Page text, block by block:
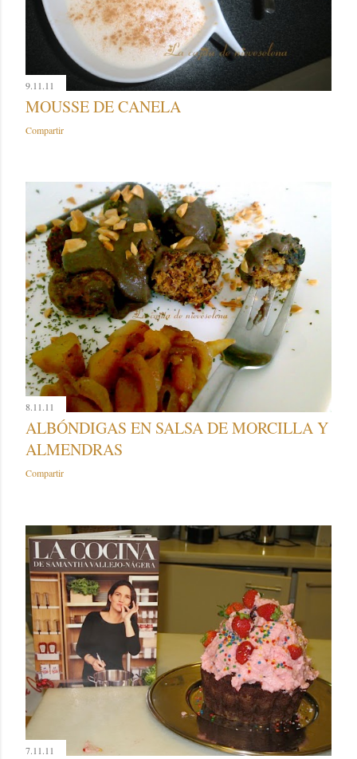
9.11.11
MOUSSE DE CANELA
Compartir
8.11.11
ALBÓNDIGAS EN SALSA DE MORCILLA Y
ALMENDRAS
Compartir
7.11.11